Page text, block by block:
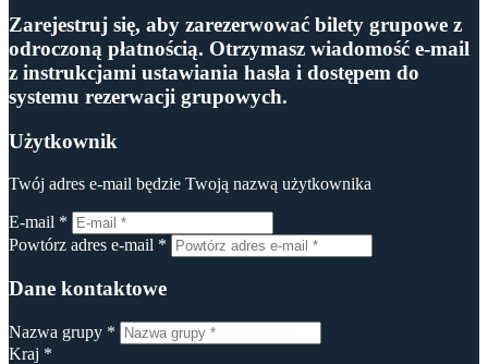
Zarejestruj się, aby zarezerwować bilety grupowe z
odroczoną płatnością. Otrzymasz wiadomość e-mail
z instrukcjami ustawiania hasła i dostępem do
systemu rezerwacji grupowych.
Użytkownik
Twój adres e-mail będzie Twoją nazwą użytkownika
E-mail *
Powtórz adres e-mail *
Dane kontaktowe
Nazwa grupy *
Kraj *